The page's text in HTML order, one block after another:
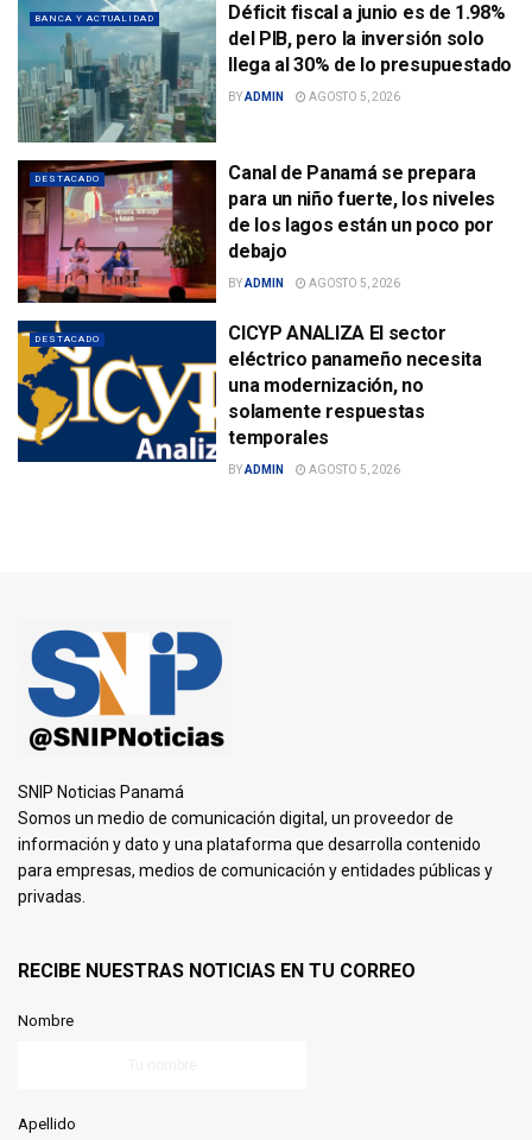
BANCA Y ACTUALIDAD
Déficit fiscal a junio es de 1.98%
del PIB, pero la inversión solo
llega al 30% de lo presupuestado
BYADMIN AGOSTO 5, 2026
DESTACADO
Canal de Panamá se prepara
para un niño fuerte, los niveles
de los lagos están un poco por
debajo
BYADMIN AGOSTO 5, 2026
DESTACADO
CICYP ANALIZA El sector
eléctrico panameño necesita
una modernización, no
solamente respuestas
temporales
BYADMIN AGOSTO 5, 2026
SNIP Noticias Panamá
Somos un medio de comunicación digital, un proveedor de
información y dato y una plataforma que desarrolla contenido
para empresas, medios de comunicación y entidades públicas y
privadas.
RECIBE NUESTRAS NOTICIAS EN TU CORREO
Nombre
Apellido